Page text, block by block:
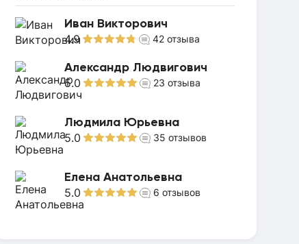
Иван Викторович
4.9 42 отзыва
Александр Людвигович
5.0 23 отзыва
Людмила Юрьевна
5.0 35 отзывов
Елена Анатольевна
5.0 6 отзывов